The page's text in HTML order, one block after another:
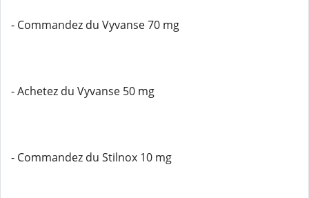
- Commandez du Vyvanse 70 mg
- Achetez du Vyvanse 50 mg
- Commandez du Stilnox 10 mg